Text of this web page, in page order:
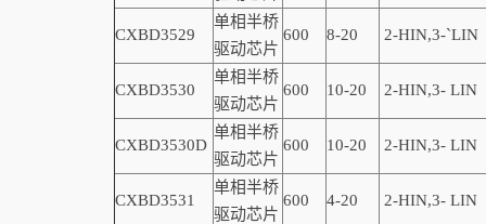
CXBD3529
单相半桥
驱动芯片
600 8-20 2-HIN,3-`LIN
CXBD3530
单相半桥
驱动芯片
600 10-20 2-HIN,3- LIN
CXBD3530D
单相半桥
驱动芯片
600 10-20 2-HIN,3- LIN
CXBD3531
单相半桥
驱动芯片
600 4-20 2-HIN,3- LIN